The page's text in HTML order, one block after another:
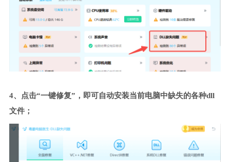
4、点击“一键修复”，即可自动安装当前电脑中缺失的各种dll
文件；